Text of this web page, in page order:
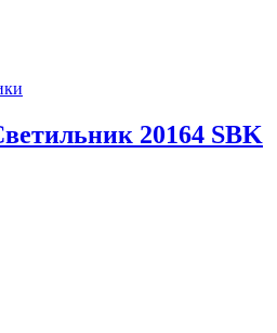
20164 SBK